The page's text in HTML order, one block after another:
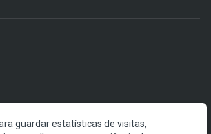
guardar estatísticas de visitas,